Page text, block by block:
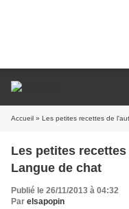
Accueil » Les petites recettes de
Les petites
Langue de chat
Publié le 26/11/2013 à 04:32
Par elsapopin